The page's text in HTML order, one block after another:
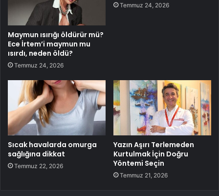
Maymun ısırığı öldürür mü?
Ece İrtem’i maymun mu
ısırdı, neden öldü?
Temmuz 24, 2026
Temmuz 24, 2026
Sıcak havalarda omurga
sağlığına dikkat
Temmuz 22, 2026
Yazın Aşırı Terlemeden
Kurtulmak İçin Doğru
Yöntemi Seçin
Temmuz 21, 2026